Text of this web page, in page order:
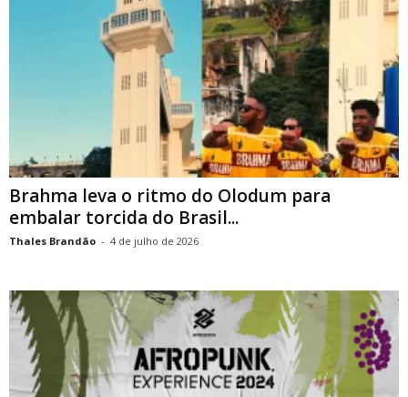
Brahma leva o ritmo do Olodum para
embalar torcida do Brasil...
Thales Brandão - 4 de julho de 2026